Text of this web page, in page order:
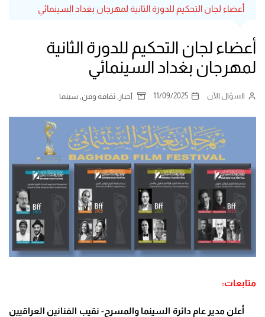
أعضاء لجان التحكيم للدورة الثانية لمهرجان بغداد السينمائي
أعضاء لجان التحكيم للدورة الثانية
لمهرجان بغداد السينمائي
السؤال الآن 11/09/2025 أخبار ثقافة وفن سينما
متابعات:
أعلن مدير عام دائرة السينما والمسرح- نقيب الفنانين العراقيين